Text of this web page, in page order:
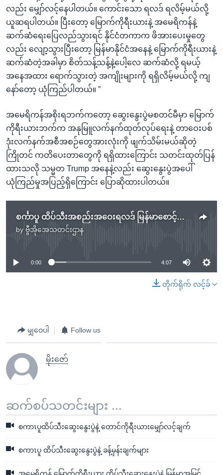
လည်း မျှော်လင့်နေပါတယ်။ ကောင်းသော ရလဒ် ရလိမ့်မယ်လို့
ယူဆရပါတယ်။ ပြီးတော့ မြောက်ကိုရီးယားနဲ့ အမေရိကန်နဲ့
ဆက်ဆံရေးပြေလည်သွားရင် နိုင်ငံတကာက ဖိအားပေးမှုတွေ
လည်း လျော့သွားပြီးတော့ မြန်မာနိုင်ငံအနေနဲ့ မြောက်ကိုရီးယားနဲ့
ဆက်ဆံတဲ့အခါမှာ စိတ်သန့်သန့်နဲ့ပေါ့လေ ဆက်ဆံလို့ ရမယ့်
အနေအထား ရောက်သွားတဲ့ အကျိုးများကို ရရှိလိမ့်မယ်လို့ ကျ
နော်တော့ ယုံကြည်ပါတယ်။ ”
အမေရိကန်အစိုးရဘက်ကတော့ ဆွေးနွေးပွဲမစတင်မီမှာ မြောက်
ကိုရီးယားဘက်က အနုမြူလက်နက်ထုတ်လုပ်ရေးနဲ့ တာဝေးပစ်
ဒုံးလက်နက်အစီအစဉ်တွေအားလုံးကို ဖျက်သိမ်းမယ်ဆိုတဲ့
ကြိုတင် ကတိပေးတာတွေကို ရရှိထားကြောင်း သတင်းထုတ်ပြန်
ထားသလို သမ္မတ Trump အနေနဲ့လည်း ဆွေးနွေးပွဲအပေါ်
ယုံကြည်မှုအပြည့်ရှိကြောင်း ပြောဆိုထားပါတယ်။
စင်္ကာပူ ထိပ်သီးအစည်းအဝေးရလဒ် မြန်မာစောင့်ကြည့်
by ဗွီအိုအေသတင်းဌာန
No media source currently available
0:00 4:07
တိုက်ရိုက် လင့်ခ်
မျှဝေပါ Follow us
မိုးဇော်
ဆက်စပ်သတင်းများ ...
စကာၤပူထိပ်သီးဆွေးနွေးပွဲနဲ့ တောင်ကိုရီးယားမျှော်လင့်ချက်
စကာၤပူ ထိပ်သီးဆွေးနွေးပွဲနဲ့ ခန့်မှန်းချက်များ